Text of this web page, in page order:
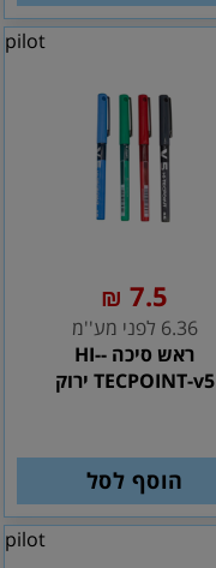
pilot
7.5
₪
6.36 לפני מע''מ
ראש סיכה -HI-
TECPOINT-v5 ירוק
הוסף לסל
pilot